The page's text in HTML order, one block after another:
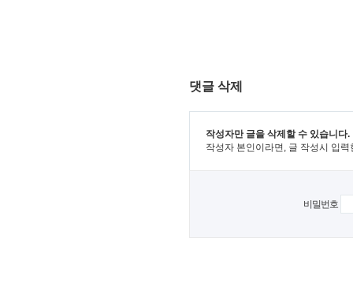
댓글 삭제
작성자만 글을 삭제할 수 있습니다.
작성자 본인이라면, 글 작성시 입
비밀번호